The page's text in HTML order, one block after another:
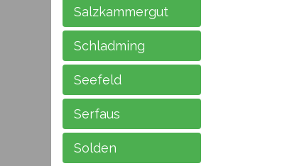
Salzkammergut
Schladming
Seefeld
Serfaus
Solden